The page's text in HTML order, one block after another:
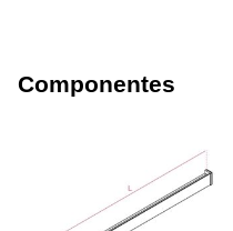
Componentes